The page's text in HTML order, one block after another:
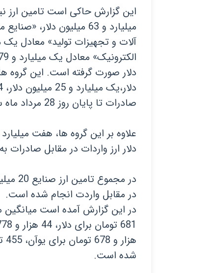
صادرات تا پایان روز 28 مرداد ماه سال جاری دریافت کرده اند.
دلار ارز واردات در مقابل
در مقابل واردت انجام شده است.
شده است.